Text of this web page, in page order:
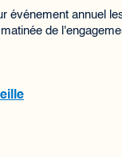
événement annuel
de